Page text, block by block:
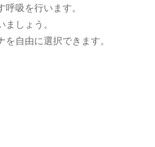
吸を行います。
しょう。
自由に選択できます。